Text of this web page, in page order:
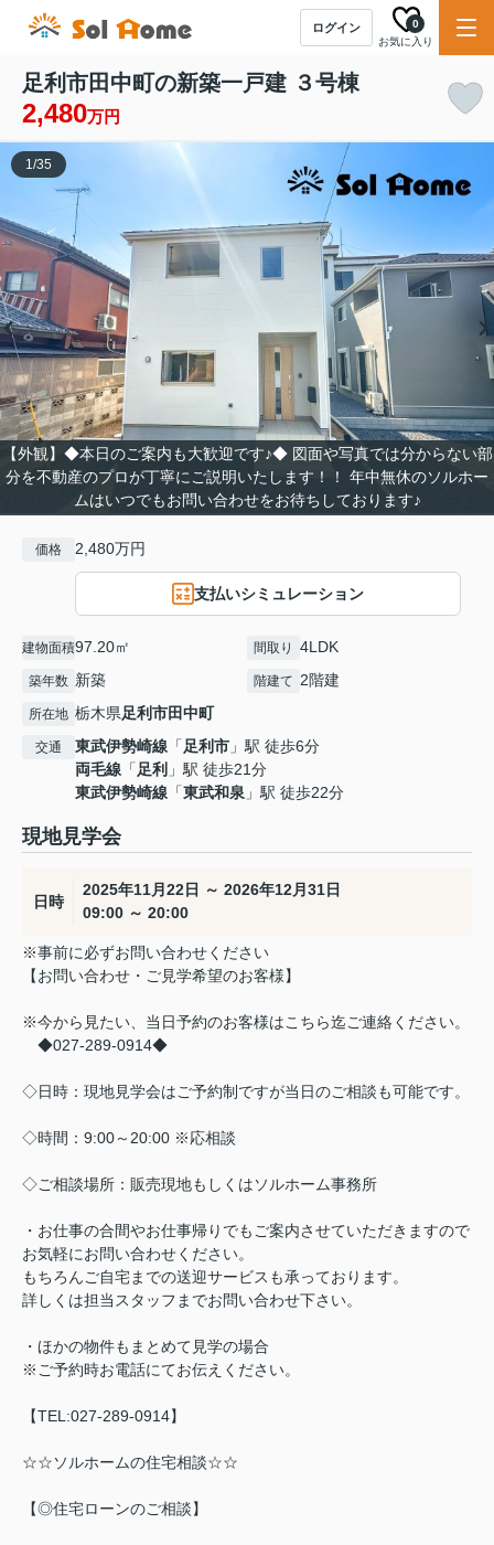
ログイン
お気に入り
0
足利市田中町の新築一戸建 ３号棟
2,480万円
【外観】◆本日のご案内も大歓迎です♪◆ 図面や写真では分からない部
分を不動産のプロが丁寧にご説明いたします！！ 年中無休のソルホー
ムはいつでもお問い合わせをお待ちしております♪
1/35
価格 2,480万円
支払いシミュレーション
建物面積97.20㎡ 間取り 4LDK
築年数 新築 階建て 2階建
所在地 栃木県足利市田中町
交通 東武伊勢崎線 「足利市 」駅 徒歩6分
両毛線 「足利 」駅 徒歩21分
東武伊勢崎線 「東武和泉 」駅 徒歩22分
現地見学会
日時
2025年11月22日 ～ 2026年12月31日
09:00 ～ 20:00
※事前に必ずお問い合わせください
【お問い合わせ・ご見学希望のお客様】
※今から見たい、当日予約のお客様はこちら迄ご連絡ください。
◆027-289-0914◆
◇日時：現地見学会はご予約制ですが当日のご相談も可能です。
◇時間：9:00～20:00 ※応相談
◇ご相談場所：販売現地もしくはソルホーム事務所
・お仕事の合間やお仕事帰りでもご案内させていただきますので
お気軽にお問い合わせください。
もちろんご自宅までの送迎サービスも承っております。
詳しくは担当スタッフまでお問い合わせ下さい。
・ほかの物件もまとめて見学の場合
※ご予約時お電話にてお伝えください。
【TEL:027-289-0914】
☆☆ソルホームの住宅相談☆☆
【◎住宅ローンのご相談】